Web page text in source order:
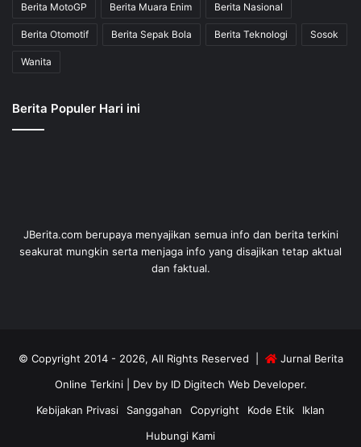
Berita MotoGP Berita Muara Enim Berita Nasional
Berita Otomotif Berita Sepak Bola Berita Teknologi Sosok
Wanita
Berita Populer Hari ini
JBerita.com berupaya menyajikan semua info dan berita terkini
seakurat mungkin serta menjaga info yang disajikan tetap aktual
dan faktual.
© Copyright 2014 - 2026, All Rights Reserved |
Jurnal Berita
Online Terkini| Dev by ID Digitech Web Developer.
Kebijakan Privasi
Sanggahan Copyright Kode Etik
Iklan
Hubungi Kami